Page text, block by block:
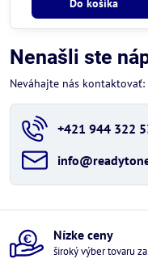
Nenašli ste
Neváhajte nás kontaktovať:
+421 944 322
Nízke ceny
široký výber tovaru